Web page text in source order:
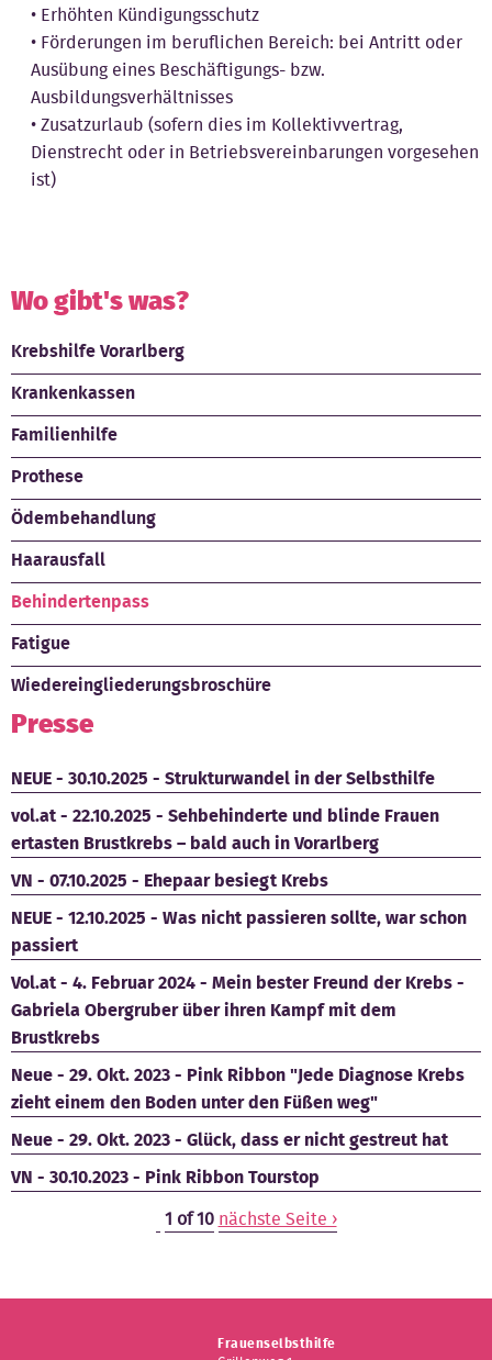
Erhöhten Kündigungsschutz
Förderungen im beruflichen Bereich: bei Antritt oder
Ausübung eines Beschäftigungs- bzw.
Ausbildungsverhältnisses
Zusatzurlaub (sofern dies im Kollektivvertrag,
Dienstrecht oder in Betriebsvereinbarungen vorgesehen
ist)
Wo gibt's was?
Krebshilfe Vorarlberg
Krankenkassen
Familienhilfe
Prothese
Ödembehandlung
Haarausfall
Behindertenpass
Fatigue
Wiedereingliederungsbroschüre
Presse
NEUE - 30.10.2025 - Strukturwandel in der Selbsthilfe
vol.at - 22.10.2025 - Sehbehinderte und blinde Frauen
ertasten Brustkrebs – bald auch in Vorarlberg
VN - 07.10.2025 - Ehepaar besiegt Krebs
NEUE - 12.10.2025 - Was nicht passieren sollte, war schon
passiert
Vol.at - 4. Februar 2024 - Mein bester Freund der Krebs -
Gabriela Obergruber über ihren Kampf mit dem
Brustkrebs
Neue - 29. Okt. 2023 - Pink Ribbon "Jede Diagnose Krebs
zieht einem den Boden unter den Füßen weg"
Neue - 29. Okt. 2023 - Glück, dass er nicht gestreut hat
VN - 30.10.2023 - Pink Ribbon Tourstop
1 of 10 nächste Seite ›
Frauenselbsthilfe